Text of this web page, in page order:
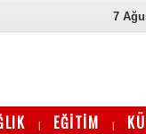
7
| EĞİTİM |